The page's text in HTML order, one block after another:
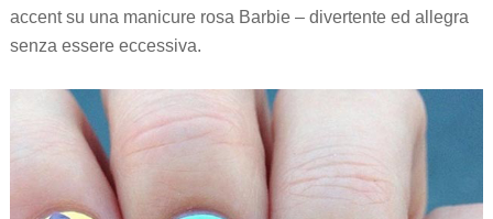
accent su una manicure rosa Barbie – divertente ed allegra
senza essere eccessiva.